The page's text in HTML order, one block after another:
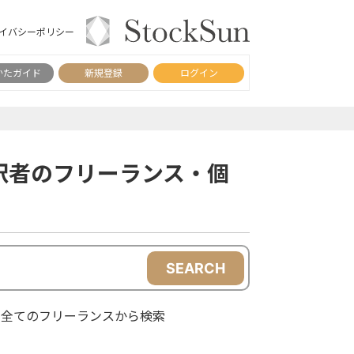
バシーポリシー
たガイド 新規登録 ログイン
のフリーランス・個
SEARCH
全てのフリーランスから検索